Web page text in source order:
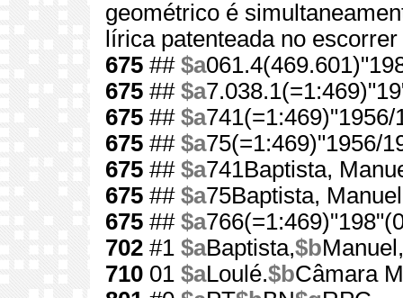
geométrico é
lírica patenteada no
675 ## $a
675 ## $a
675 ## $a741(=1:469)"1956/
675 ## $a75(=1:469)"1956/
675 ## $a741Baptista,
675 ## $a75Baptista,
675 ## $a
702 #1 $aBaptista,$bManuel,
710 01 $aLoulé.$bCâmara